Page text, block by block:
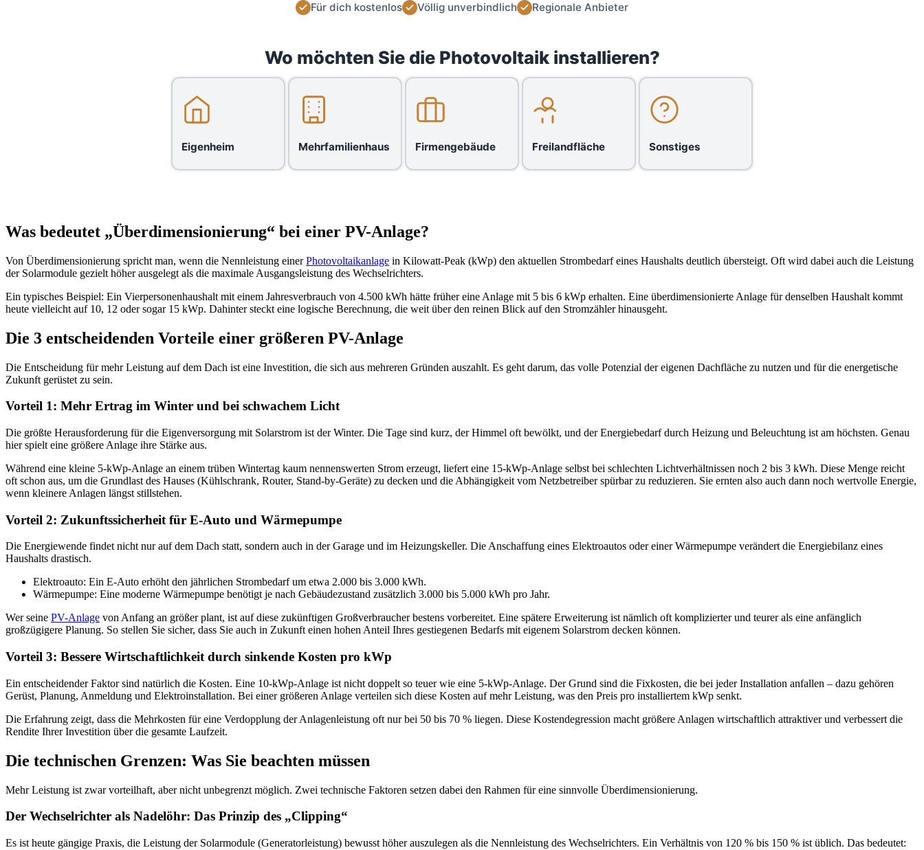
Für dich kostenlos Völlig unverbindlich Regionale Anbieter
Wo möchten Sie die Photovoltaik installieren?
Eigenheim Mehrfamilienhaus Firmengebäude Freilandfläche Sonstiges
Was bedeutet „Überdimensionierung“ bei einer PV-Anlage?
Von Überdimensionierung spricht man, wenn die Nennleistung einerPhotovoltaikanlage in Kilowatt-Peak (kWp) den aktuellen Strombedarf eines Haushalts deutlich übersteigt. Oft wird dabei auch die Leistung
der Solarmodule gezielt höher ausgelegt als die maximale Ausgangsleistung des Wechselrichters.
Ein typisches Beispiel: Ein Vierpersonenhaushalt mit einem Jahresverbrauch von 4.500 kWh hätte früher eine Anlage mit 5 bis 6 kWp erhalten. Eine überdimensionierte Anlage für denselben Haushalt kommt
heute vielleicht auf 10, 12 oder sogar 15 kWp. Dahinter steckt eine logische Berechnung, die weit über den reinen Blick auf den Stromzähler hinausgeht.
Die 3 entscheidenden Vorteile einer größeren PV-Anlage
Die Entscheidung für mehr Leistung auf dem Dach ist eine Investition, die sich aus mehreren Gründen auszahlt. Es geht darum, das volle Potenzial der eigenen Dachfläche zu nutzen und für die energetische
Zukunft gerüstet zu sein.
Vorteil 1: Mehr Ertrag im Winter und bei schwachem Licht
Die größte Herausforderung für die Eigenversorgung mit Solarstrom ist der Winter. Die Tage sind kurz, der Himmel oft bewölkt, und der Energiebedarf durch Heizung und Beleuchtung ist am höchsten. Genau
hier spielt eine größere Anlage ihre Stärke aus.
Während eine kleine 5-kWp-Anlage an einem trüben Wintertag kaum nennenswerten Strom erzeugt, liefert eine 15-kWp-Anlage selbst bei schlechten Lichtverhältnissen noch 2 bis 3 kWh. Diese Menge reicht
oft schon aus, um die Grundlast des Hauses (Kühlschrank, Router, Stand-by-Geräte) zu decken und die Abhängigkeit vom Netzbetreiber spürbar zu reduzieren. Sie ernten also auch dann noch wertvolle Energie,
wenn kleinere Anlagen längst stillstehen.
Vorteil 2: Zukunftssicherheit für E-Auto und Wärmepumpe
Die Energiewende findet nicht nur auf dem Dach statt, sondern auch in der Garage und im Heizungskeller. Die Anschaffung eines Elektroautos oder einer Wärmepumpe verändert die Energiebilanz eines
Haushalts drastisch.
Elektroauto: Ein E-Auto erhöht den jährlichen Strombedarf um etwa 2.000 bis 3.000 kWh.
Wärmepumpe: Eine moderne Wärmepumpe benötigt je nach Gebäudezustand zusätzlich 3.000 bis 5.000 kWh pro Jahr.
Wer seine PV-Anlage von Anfang an größer plant, ist auf diese zukünftigen Großverbraucher bestens vorbereitet. Eine spätere Erweiterung ist nämlich oft komplizierter und teurer als eine anfänglich
großzügigere Planung. So stellen Sie sicher, dass Sie auch in Zukunft einen hohen Anteil Ihres gestiegenen Bedarfs mit eigenem Solarstrom decken können.
Vorteil 3: Bessere Wirtschaftlichkeit durch sinkende Kosten pro kWp
Ein entscheidender Faktor sind natürlich die Kosten. Eine 10-kWp-Anlage ist nicht doppelt so teuer wie eine 5-kWp-Anlage. Der Grund sind die Fixkosten, die bei jeder Installation anfallen – dazu gehören
Gerüst, Planung, Anmeldung und Elektroinstallation. Bei einer größeren Anlage verteilen sich diese Kosten auf mehr Leistung, was den Preis pro installiertem kWp senkt.
Die Erfahrung zeigt, dass die Mehrkosten für eine Verdopplung der Anlagenleistung oft nur bei 50 bis 70 % liegen. Diese Kostendegression macht größere Anlagen wirtschaftlich attraktiver und verbessert die
Rendite Ihrer Investition über die gesamte Laufzeit.
Die technischen Grenzen: Was Sie beachten müssen
Mehr Leistung ist zwar vorteilhaft, aber nicht unbegrenzt möglich. Zwei technische Faktoren setzen dabei den Rahmen für eine sinnvolle Überdimensionierung.
Der Wechselrichter als Nadelöhr: Das Prinzip des „Clipping“
Es ist heute gängige Praxis, die Leistung der Solarmodule (Generatorleistung) bewusst höher auszulegen als die Nennleistung des Wechselrichters. Ein Verhältnis von 120 % bis 150 % ist üblich. Das bedeutet: